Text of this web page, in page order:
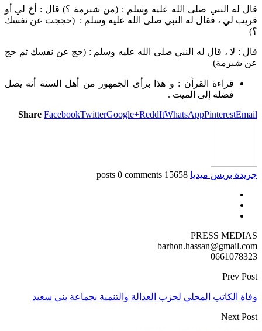
قال له النبي صلى الله عليه وسلم : (من شبرمة ؟) قال : أخ لي أو
قريب لي ، فقال له النبي صلى الله عليه وسلم : (حججت عن نفسك
؟)
قال : لا ، قال له النبي صلى الله عليه وسلم : (حج عن نفسك ثم حج
عن شبرمة)
قراءة القرآن : و هذا برأى الجمهور من أهل السنة أنه يصل
فضله إلى الميت .
Share FacebookTwitterGoogle+ReddItWhatsAppPinterestEmail
جريدة بريس ميديا 15658 posts
0 comments
PRESS MEDIAS
barhon.hassan@gmail.com
0661078323
Prev Post
وفاة الكاتب المحلي لحزب العدالة والتنمية بجماعة بني سعيد
Next Post